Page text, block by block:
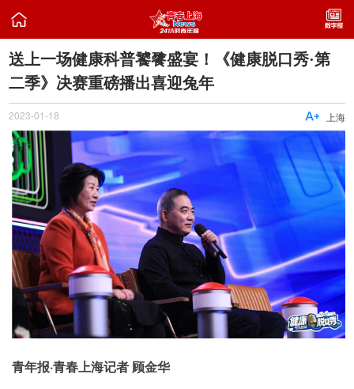

送上一场健康科普饕餮盛宴！《健康脱口秀·第
二季》决赛重磅播出喜迎兔年
2023-01-18 上海

青年报·青春上海记者 顾金华